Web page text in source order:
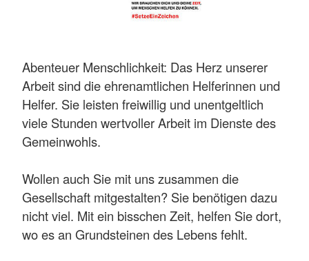
Abenteuer Menschlichkeit: Das Herz unserer
Arbeit sind die ehrenamtlichen Helferinnen und
Helfer. Sie leisten freiwillig und unentgeltlich
viele Stunden wertvoller Arbeit im Dienste des
Gemeinwohls.
Wollen auch Sie mit uns zusammen die
Gesellschaft mitgestalten? Sie benötigen dazu
nicht viel. Mit ein bisschen Zeit, helfen Sie dort,
wo es an Grundsteinen des Lebens fehlt.